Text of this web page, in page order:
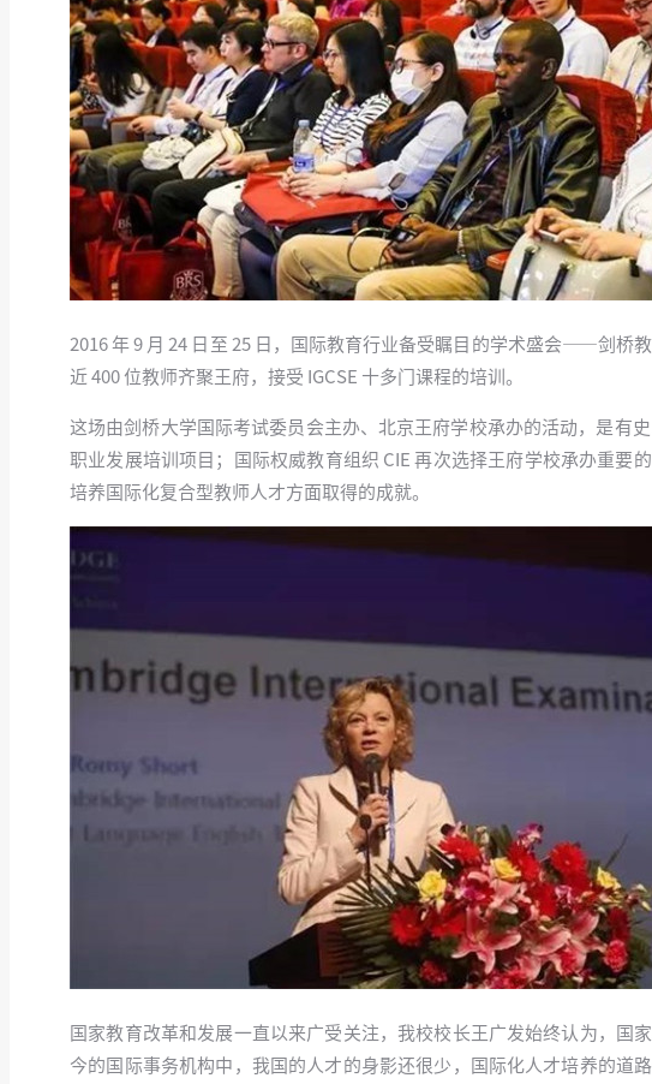
2016 年 9 月 24 日至 25 日，国际教育行业备受瞩目的学术盛会——剑桥
近 400 位教师齐聚王府，接受 IGCSE 十多门课程的培训。
这场由剑桥大学国际考试委员会主办、北京王府学校承办的活动，是有
职业发展培训项目；国际权威教育组织 CIE 再次选择王府学校承办重
培养国际化复合型教师人才方面取得的成就。
国家教育改革和发展一直以来广受关注，我校校长王广发始终认为，国
今的国际事务机构中，我国的人才的身影还很少，国际化人才培养的道